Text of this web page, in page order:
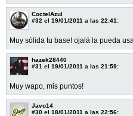
CoctelAzul
#32 el 19/01/2011 a las 22:41:
Muy sólida tu base! ojalá la pueda
hazek28440
#31 el 19/01/2011 a las 21:59:
Muy wapo, mis puntos!
Javo14
#30 el 18/01/2011 a las 22:56: